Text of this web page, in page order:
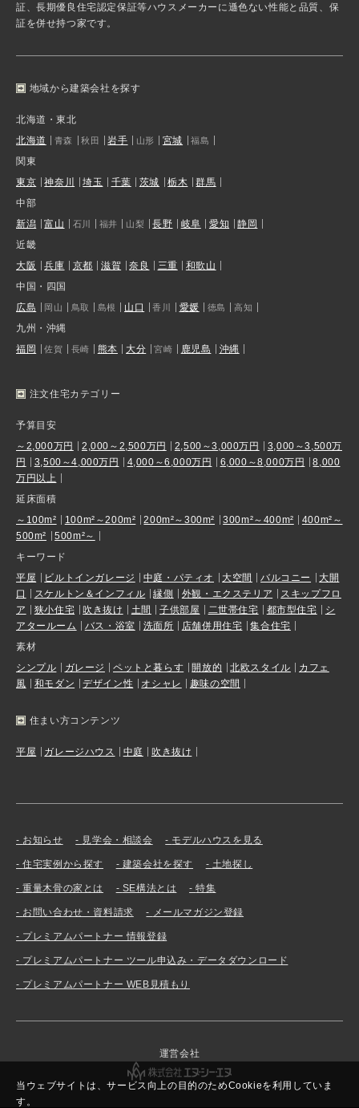
当ウェブサイトは、サービス向上の目的のためCookieを利用していま
す。
証、長期優良住宅認定保証等ハウスメーカーに遜色ない性能と品質、保
証を併せ持つ家です。
地域から建築会社を探す
北海道・東北
北海道
青森 秋田 岩手 山形 宮城 福島
関東
東京
神奈川 埼玉 千葉 茨城 栃木
群馬
中部
新潟
富山 石川 福井 山梨 長野 岐阜 愛知
静岡
近畿
大阪
兵庫 京都 滋賀 奈良 三重
和歌山
中国・四国
広島
岡山 鳥取 島根 山口 香川 愛媛 徳島 高知
九州・沖縄
福岡
佐賀 長崎 熊本 大分 宮崎 鹿児島 沖縄
注文住宅カテゴリー
予算目安
～2,000万円
2,000～2,500万円 2,500～3,000万円
3,000～3,500万
円
3,500～4,000万円 4,000～6,000万円 6,000～8,000万円
8,000
万円以上
延床面積
～100m²
100m²～200m² 200m²～300m² 300m²～400m²
400m²～
500m²
500m²～
キーワード
平屋
ビルトインガレージ 中庭・パティオ 大空間 バルコニー
大開
口
スケルトン＆インフィル 縁側 外観・エクステリア
スキップフロ
ア
狭小住宅 吹き抜け 土間 子供部屋 二世帯住宅 都市型住宅
シ
アタールーム
バス・浴室 洗面所 店舗併用住宅
集合住宅
素材
シンプル
ガレージ ペットと暮らす 開放的 北欧スタイル
カフェ
風
和モダン デザイン性 オシャレ 趣味の空間
住まい方コンテンツ
平屋 ガレージハウス 中庭 吹き抜け
お知らせ 見学会・相談会 モデルハウスを見る
住宅実例から探す 建築会社を探す 土地探し
重量木骨の家とは SE構法とは 特集
お問い合わせ・資料請求 メールマガジン登録
プレミアムパートナー 情報登録
プレミアムパートナー ツール申込み・データダウンロード
プレミアムパートナー WEB見積もり
運営会社